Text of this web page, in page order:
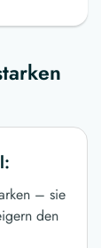
– sie
den